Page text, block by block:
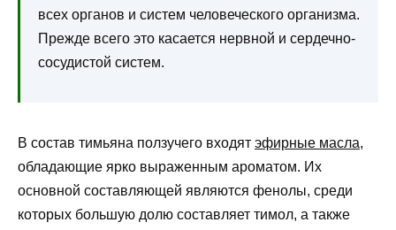
всех органов и систем человеческого организма.
Прежде всего это касается нервной и сердечно-
сосудистой систем.
В состав тимьяна ползучего входят эфирные масла,
обладающие ярко выраженным ароматом. Их
основной составляющей являются фенолы, среди
которых большую долю составляет тимол, а также